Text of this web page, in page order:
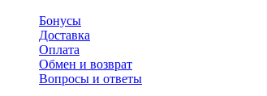
Бонусы
Доставка
Оплата
Обмен и возврат
Вопросы и ответы